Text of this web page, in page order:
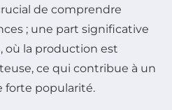
de comprendre
; une part significative
, où la production est
ce qui contribue à un
forte popularité.